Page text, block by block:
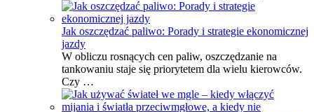
Jak oszczędzać paliwo: Porady i strategie ekonomicznej
jazdy
W obliczu rosnących cen paliw, oszczędzanie na
tankowaniu staje się priorytetem dla wielu kierowców.
Czy …